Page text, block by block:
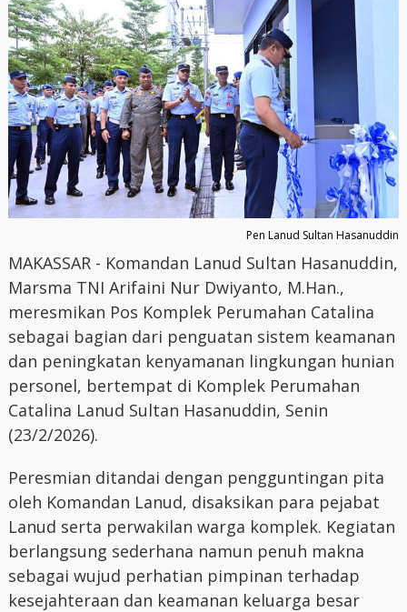
Pen Lanud Sultan Hasanuddin
MAKASSAR - Komandan Lanud Sultan Hasanuddin,
Marsma TNI Arifaini Nur Dwiyanto, M.Han.,
meresmikan Pos Komplek Perumahan Catalina
sebagai bagian dari penguatan sistem keamanan
dan peningkatan kenyamanan lingkungan hunian
personel, bertempat di Komplek Perumahan
Catalina Lanud Sultan Hasanuddin, Senin
(23/2/2026).
Peresmian ditandai dengan pengguntingan pita
oleh Komandan Lanud, disaksikan para pejabat
Lanud serta perwakilan warga komplek. Kegiatan
berlangsung sederhana namun penuh makna
sebagai wujud perhatian pimpinan terhadap
kesejahteraan dan keamanan keluarga besar